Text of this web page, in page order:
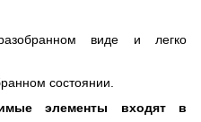
виде и легко
состоянии.
элементы входят в